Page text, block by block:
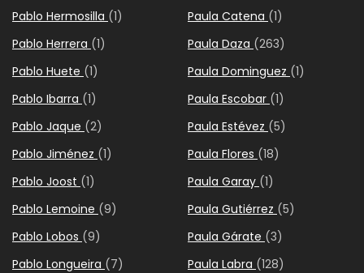
Pablo Hermosilla (1)
Pablo Herrera (1)
Pablo Huete (1)
Pablo Ibarra (1)
Pablo Jaque (2)
Pablo Jiménez (1)
Pablo Joost (1)
Pablo Lemoine (9)
Pablo Lobos (9)
Pablo Longueira (7)
Paula Catena (1)
Paula Daza (263)
Paula Dominguez (1)
Paula Escobar (1)
Paula Estévez (5)
Paula Flores (18)
Paula Garay (1)
Paula Gutiérrez (5)
Paula Gárate (3)
Paula Labra (128)